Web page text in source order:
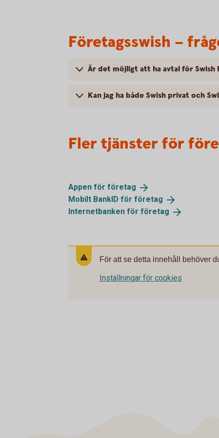
Företagsswish –
Är det möjligt att ha avtal för Swish
Kan jag ha både Swish privat och
Fler tjänster för
Appen för företag
Mobilt BankID för företag
Internetbanken för företag
För att se detta innehåll behöver
Inställningar för cookies